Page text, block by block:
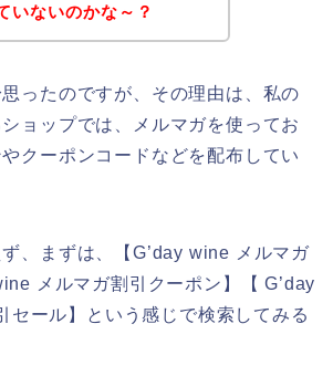
いないのかな～？
ったのですが、その理由は、私の
ョップでは、メルマガを使ってお
クーポンコードなどを配布してい
、まずは、【G’day wine メルマガ
メルマガ割引クーポン】【 G’day
セール】という感じで検索してみる